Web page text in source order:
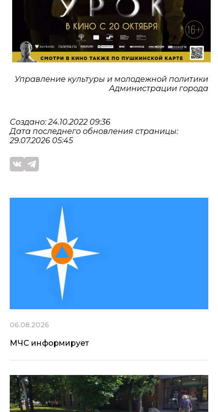
Управление культуры и молодежной политики
Администрации города
Создано: 24.10.2022 09:36
Дата последнего обновления страницы:
29.07.2026 05:45
06.08.2026
МЧС информирует